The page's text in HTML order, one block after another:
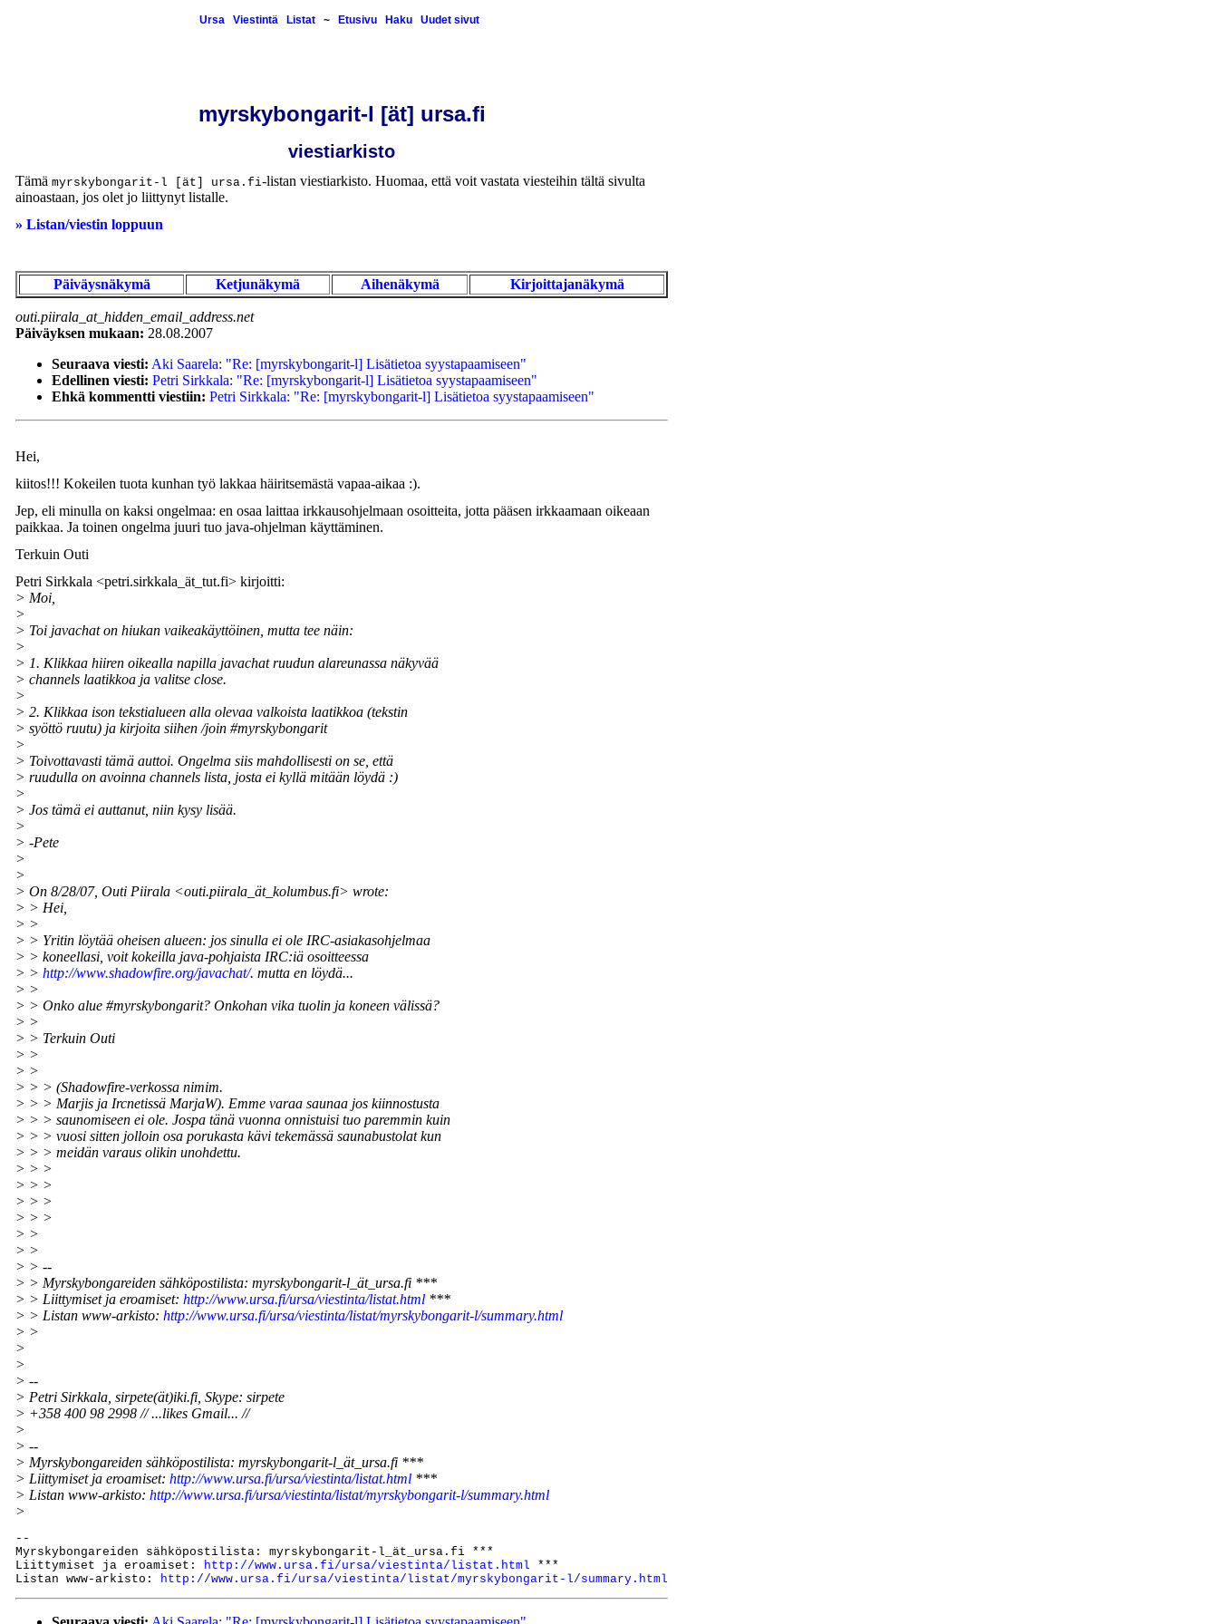
Ursa Viestintä Listat~ Etusivu Haku Uudet sivut
myrskybongarit-l [ät] ursa.fi
viestiarkisto
Tämä myrskybongarit-l [ät] ursa.fi-listan viestiarkisto. Huomaa, että voit vastata viesteihin tältä sivulta
ainoastaan, jos olet jo liittynyt listalle.
» Listan/viestin loppuun
Päiväysnäkymä Ketjunäkymä Aihenäkymä Kirjoittajanäkymä
outi.piirala_at_hidden_email_address.net
Päiväyksen mukaan: 28.08.2007
Seuraava viesti: Aki Saarela: "Re: [myrskybongarit-l] Lisätietoa syystapaamiseen"
Edellinen viesti: Petri Sirkkala: "Re: [myrskybongarit-l] Lisätietoa syystapaamiseen"
Ehkä kommentti viestiin: Petri Sirkkala: "Re: [myrskybongarit-l] Lisätietoa syystapaamiseen"
Hei,
kiitos!!! Kokeilen tuota kunhan työ lakkaa häiritsemästä vapaa-aikaa :).
Jep, eli minulla on kaksi ongelmaa: en osaa laittaa irkkausohjelmaan osoitteita, jotta pääsen irkkaamaan oikeaan
paikkaa. Ja toinen ongelma juuri tuo java-ohjelman käyttäminen.
Terkuin Outi
Petri Sirkkala <petri.sirkkala_ät_tut.fi> kirjoitti:
> Moi,
>
> Toi javachat on hiukan vaikeakäyttöinen, mutta tee näin:
>
> 1. Klikkaa hiiren oikealla napilla javachat ruudun alareunassa näkyvää
> channels laatikkoa ja valitse close.
>
> 2. Klikkaa ison tekstialueen alla olevaa valkoista laatikkoa (tekstin
> syöttö ruutu) ja kirjoita siihen /join #myrskybongarit
>
> Toivottavasti tämä auttoi. Ongelma siis mahdollisesti on se, että
> ruudulla on avoinna channels lista, josta ei kyllä mitään löydä :)
>
> Jos tämä ei auttanut, niin kysy lisää.
>
> -Pete
>
>
> On 8/28/07, Outi Piirala <outi.piirala_ät_kolumbus.fi> wrote:
> > Hei,
> >
> > Yritin löytää oheisen alueen: jos sinulla ei ole IRC-asiakasohjelmaa
> > koneellasi, voit kokeilla java-pohjaista IRC:iä osoitteessa
> > http://www.shadowfire.org/javachat/. mutta en löydä...
> >
> > Onko alue #myrskybongarit? Onkohan vika tuolin ja koneen välissä?
> >
> > Terkuin Outi
> >
> >
> > > (Shadowfire-verkossa nimim.
> > > Marjis ja Ircnetissä MarjaW). Emme varaa saunaa jos kiinnostusta
> > > saunomiseen ei ole. Jospa tänä vuonna onnistuisi tuo paremmin kuin
> > > vuosi sitten jolloin osa porukasta kävi tekemässä saunabustolat kun
> > > meidän varaus olikin unohdettu.
> > >
> > >
> > >
> > >
> >
> >
> > --
> > Myrskybongareiden sähköpostilista: myrskybongarit-l_ät_ursa.fi ***
> > Liittymiset ja eroamiset: http://www.ursa.fi/ursa/viestinta/listat.html ***
> > Listan www-arkisto: http://www.ursa.fi/ursa/viestinta/listat/myrskybongarit-l/summary.html
> >
>
>
> --
> Petri Sirkkala, sirpete(ät)iki.fi, Skype: sirpete
> +358 400 98 2998 // ...likes Gmail... //
>
> --
> Myrskybongareiden sähköpostilista: myrskybongarit-l_ät_ursa.fi ***
> Liittymiset ja eroamiset: http://www.ursa.fi/ursa/viestinta/listat.html ***
> Listan www-arkisto: http://www.ursa.fi/ursa/viestinta/listat/myrskybongarit-l/summary.html
>
--
Myrskybongareiden sähköpostilista: myrskybongarit-l_ät_ursa.fi ***
Liittymiset ja eroamiset:
http://www.ursa.fi/ursa/viestinta/listat.html ***
Listan www-arkisto:
http://www.ursa.fi/ursa/viestinta/listat/myrskybongarit-l/summary.html